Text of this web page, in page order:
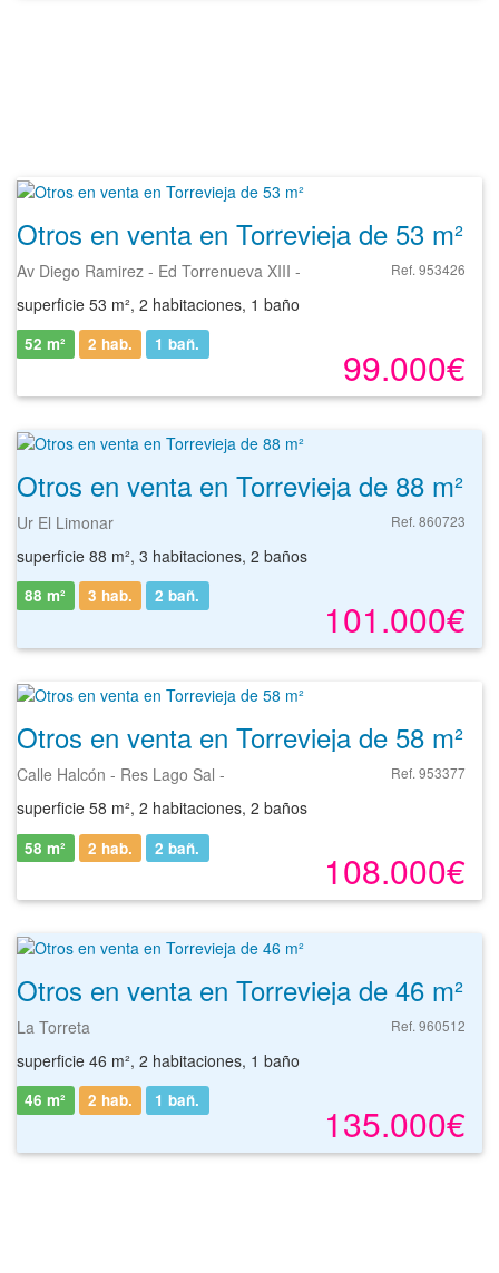
Otros en venta en Torrevieja de 53 m²
Av Diego Ramirez - Ed Torrenueva XIII - Ref. 953426
superficie 53 m², 2 habitaciones, 1 baño
99.000€
52 m² 2 hab. 1 bañ.
Otros en venta en Torrevieja de 88 m²
Ur El Limonar Ref. 860723
superficie 88 m², 3 habitaciones, 2 baños
101.000€
88 m² 3 hab. 2 bañ.
Otros en venta en Torrevieja de 58 m²
Calle Halcón - Res Lago Sal - Ref. 953377
superficie 58 m², 2 habitaciones, 2 baños
108.000€
58 m² 2 hab. 2 bañ.
Otros en venta en Torrevieja de 46 m²
La Torreta Ref. 960512
superficie 46 m², 2 habitaciones, 1 baño
135.000€
46 m² 2 hab. 1 bañ.